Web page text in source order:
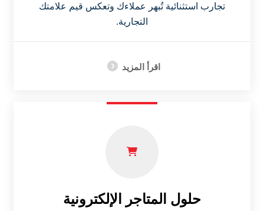
تجارب استثنائية تُبهر عملاءك وتعكس قيم علامتك
التجارية.
اقرأ المزيد
حلول المتاجر الإلكترونية